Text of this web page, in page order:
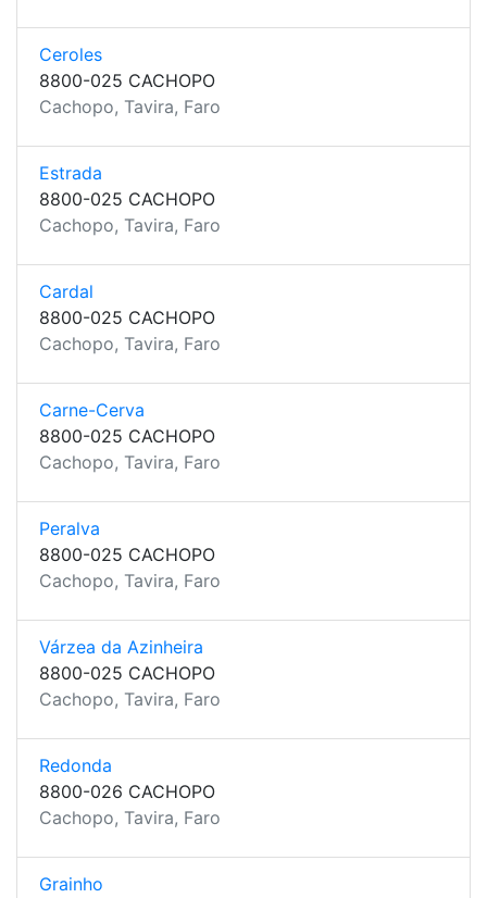
Ceroles
8800-025 CACHOPO
Cachopo, Tavira, Faro
Estrada
8800-025 CACHOPO
Cachopo, Tavira, Faro
Cardal
8800-025 CACHOPO
Cachopo, Tavira, Faro
Carne-Cerva
8800-025 CACHOPO
Cachopo, Tavira, Faro
Peralva
8800-025 CACHOPO
Cachopo, Tavira, Faro
Várzea da Azinheira
8800-025 CACHOPO
Cachopo, Tavira, Faro
Redonda
8800-026 CACHOPO
Cachopo, Tavira, Faro
Grainho